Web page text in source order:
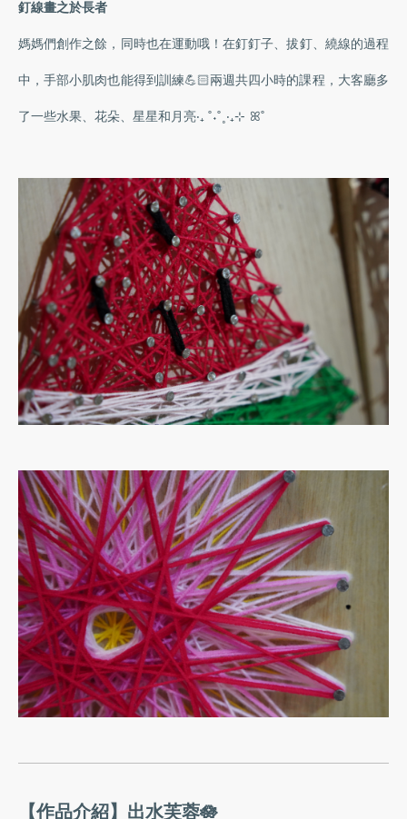
釘線畫之於長者
媽媽們創作之餘，同時也在運動哦！在釘釘子、拔釘、繞線的過程
中，手部小肌肉也能得到訓練💪🏻兩週共四小時的課程，大客廳多
了一些水果、花朵、星星和月亮‧₊ ˚˖˚˳‧₊⊹ ꕤ˚
【作品介紹】出水芙蓉🪷